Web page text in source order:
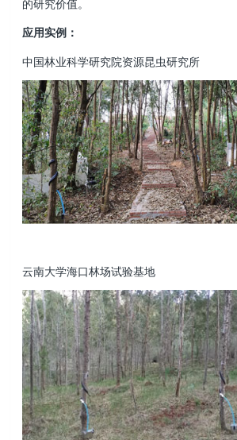
的研究价值。
应用实例：
中国林业科学研究院资源昆虫研究所
云南大学海口林场试验基地